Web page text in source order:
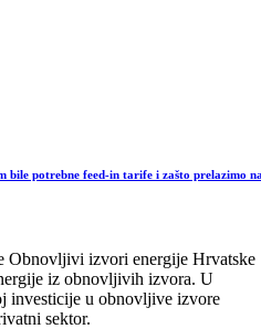
bile potrebne feed-in tarife i zašto prelazimo
Obnovljivi izvori energije Hrvatske
iz obnovljivih izvora. U
investicije u obnovljive izvore
sektor.